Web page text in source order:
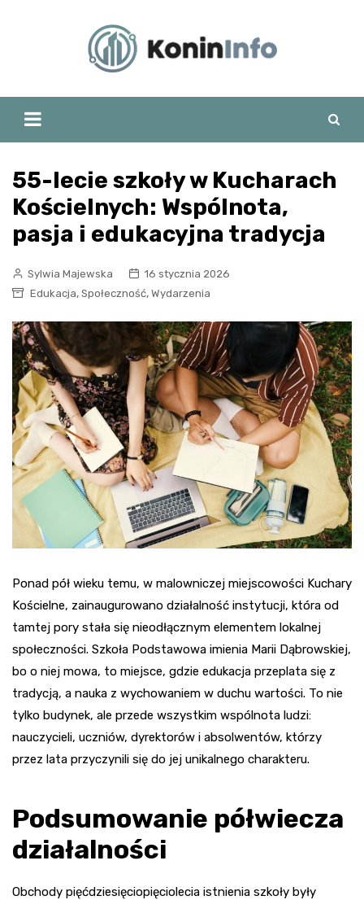
55-lecie szkoły w Kucharach
Kościelnych: Wspólnota,
pasja i edukacyjna tradycja
Sylwia Majewska
16 stycznia 2026
Edukacja, Społeczność, Wydarzenia
Ponad pół wieku temu, w malowniczej miejscowości Kuchary
Kościelne, zainaugurowano działalność instytucji, która od
tamtej pory stała się nieodłącznym elementem lokalnej
społeczności. Szkoła Podstawowa imienia Marii Dąbrowskiej,
bo o niej mowa, to miejsce, gdzie edukacja przeplata się z
tradycją, a nauka z wychowaniem w duchu wartości. To nie
tylko budynek, ale przede wszystkim wspólnota ludzi:
nauczycieli, uczniów, dyrektorów i absolwentów, którzy
przez lata przyczynili się do jej unikalnego charakteru.
Podsumowanie półwiecza
działalności
Obchody pięćdziesięciopięciolecia istnienia szkoły były